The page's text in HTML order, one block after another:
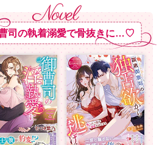
司の執着溺愛で骨抜きに…♡